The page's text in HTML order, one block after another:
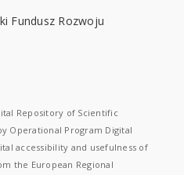
Repository of Scientific
Operational Program Digital
accessibility and usefulness of
the European Regional